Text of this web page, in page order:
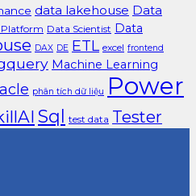
data lakehouse Data
Data Scientist Data
DAX DE ETL excel frontend
Machine Learning
phân tích dữ liệu
Power
Sql test data Tester